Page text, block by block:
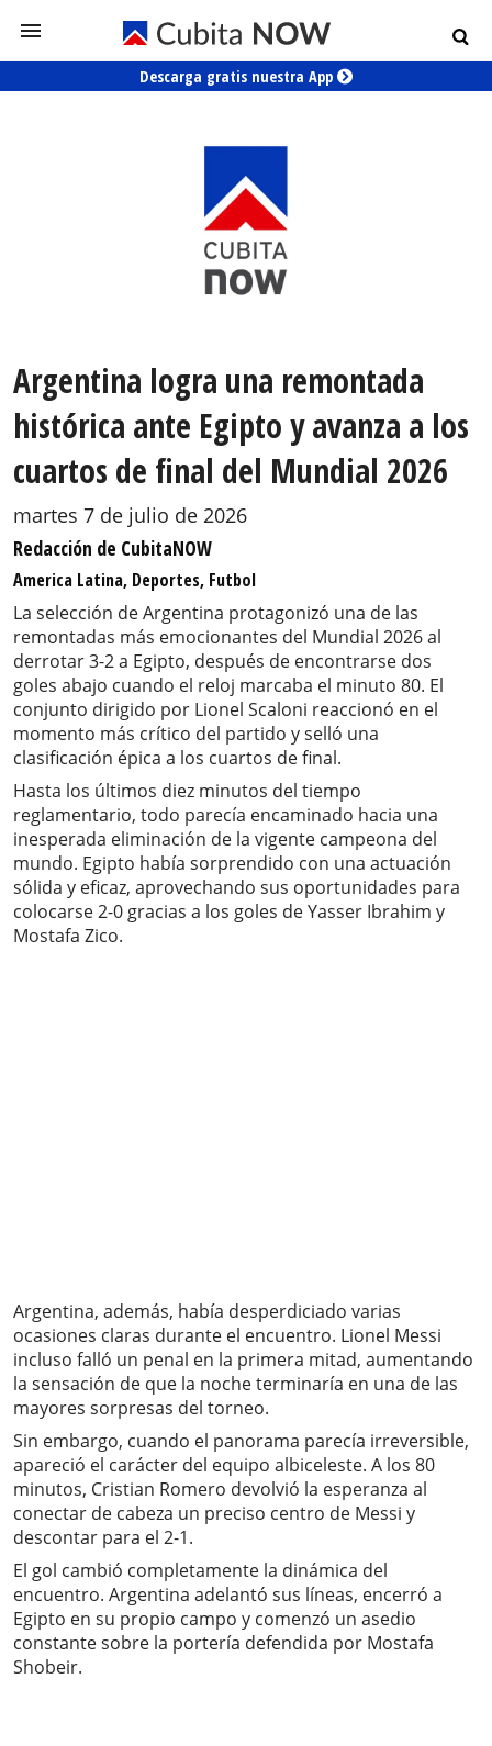
Descarga gratis nuestra App
Argentina logra una remontada
histórica ante Egipto y avanza a los
cuartos de final del Mundial 2026
martes 7 de julio de 2026
Redacción de CubitaNOW
America Latina, Deportes, Futbol
La selección de Argentina protagonizó una de las
remontadas más emocionantes del Mundial 2026 al
derrotar 3-2 a Egipto, después de encontrarse dos
goles abajo cuando el reloj marcaba el minuto 80. El
conjunto dirigido por Lionel Scaloni reaccionó en el
momento más crítico del partido y selló una
clasificación épica a los cuartos de final.
Hasta los últimos diez minutos del tiempo
reglamentario, todo parecía encaminado hacia una
inesperada eliminación de la vigente campeona del
mundo. Egipto había sorprendido con una actuación
sólida y eficaz, aprovechando sus oportunidades para
colocarse 2-0 gracias a los goles de Yasser Ibrahim y
Mostafa Zico.
Argentina, además, había desperdiciado varias
ocasiones claras durante el encuentro. Lionel Messi
incluso falló un penal en la primera mitad, aumentando
la sensación de que la noche terminaría en una de las
mayores sorpresas del torneo.
Sin embargo, cuando el panorama parecía irreversible,
apareció el carácter del equipo albiceleste. A los 80
minutos, Cristian Romero devolvió la esperanza al
conectar de cabeza un preciso centro de Messi y
descontar para el 2-1.
El gol cambió completamente la dinámica del
encuentro. Argentina adelantó sus líneas, encerró a
Egipto en su propio campo y comenzó un asedio
constante sobre la portería defendida por Mostafa
Shobeir.